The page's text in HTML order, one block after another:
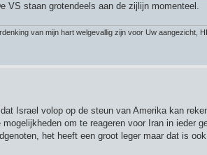
VS staan grotendeels aan de zijlijn momenteel.
van mijn hart welgevallig zijn voor Uw aangezicht,
Israel volop op de steun van Amerika kan
om te reageren voor Iran in ieder
het heeft een groot leger maar dat is